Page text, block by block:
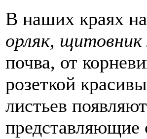
В наших краях
орляк,
почва, от
розеткой
листьев
представляющие